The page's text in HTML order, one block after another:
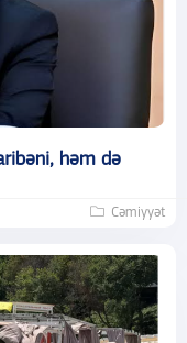
həm də
Cəmiyyət